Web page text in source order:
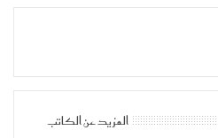
المزيد عن الكاتب